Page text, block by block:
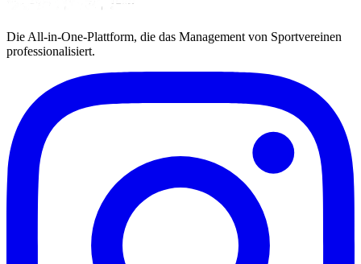
Die All-in-One-Plattform, die das Management von Sportvereinen
professionalisiert.